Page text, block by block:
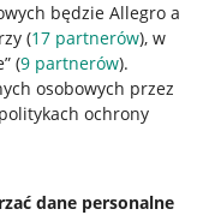
będzie Allegro a
(17 partnerów), w
(9 partnerów).
osobowych przez
ochrony
dane personalne